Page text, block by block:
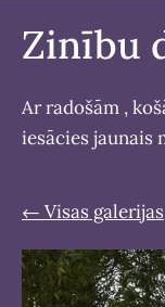
Zinību
Ar radošām ,
iesācies jaunais
Visas galerijas